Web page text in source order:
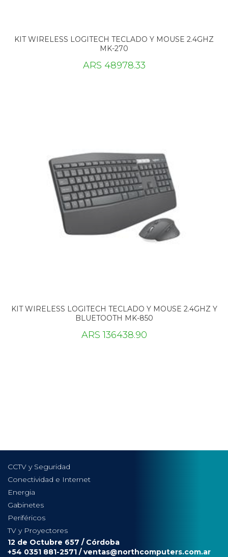
KIT WIRELESS LOGITECH TECLADO Y MOUSE 2.4GHZ
MK-270
ARS 48978.33
KIT WIRELESS LOGITECH TECLADO Y MOUSE 2.4GHZ Y
BLUETOOTH MK-850
ARS 136438.90
CCTV y Seguridad
Conectividad e Internet
Energia
Gabinetes
Periféricos
TV y Proyectores
12 de Octubre 657 / Córdoba
+54 0351 881-2571 /ventas@northcomputers.com.ar